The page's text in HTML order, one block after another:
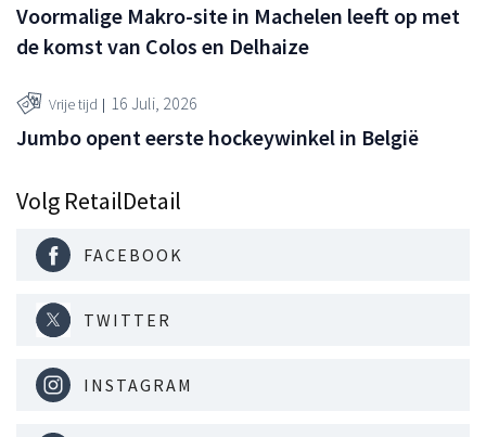
Voormalige Makro-site in Machelen leeft op met
de komst van Colos en Delhaize
Vrije tijd 16 Juli, 2026
Jumbo opent eerste hockeywinkel in België
Volg RetailDetail
FACEBOOK
TWITTER
INSTAGRAM